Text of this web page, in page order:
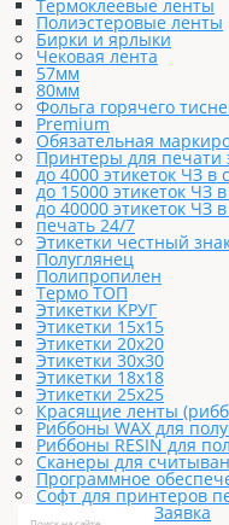
Термоклеевые ленты
Полиэстеровые ленты
Бирки и ярлыки
Чековая лента
57мм
80мм
Фольга горячего
Premium
Обязательная
Принтеры для печати
до 4000 этикеток ЧЗ в
до 15000 этикеток ЧЗ в
до 40000 этикеток ЧЗ в
печать 24/7
Этикетки честный
Полуглянец
Полипропилен
Термо ТОП
Этикетки КРУГ
Этикетки 15х15
Этикетки 20х20
Этикетки 30х30
Этикетки 18х18
Этикетки 25х25
Красящие ленты
Риббоны WAX для
Риббоны RESIN для
Сканеры для
Программное
Софт для принтеров
Заявка